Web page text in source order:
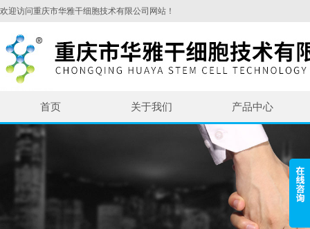
欢迎访问重庆市华雅干细胞技术有限公司网站！
首页 关于我们 产品中心